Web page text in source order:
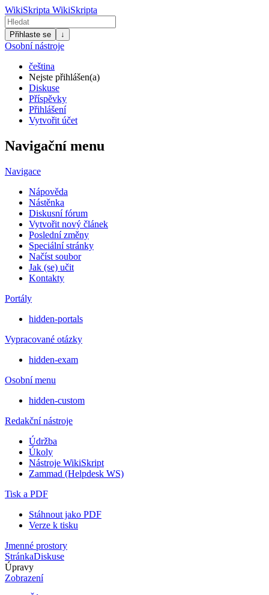
WikiSkripta WikiSkripta
Přihlaste se ↓
Osobní nástroje
čeština
Nejste přihlášen(a)
Diskuse
Příspěvky
Přihlášení
Vytvořit účet
Navigační menu
Navigace
Nápověda
Nástěnka
Diskusní fórum
Vytvořit nový článek
Poslední změny
Speciální stránky
Načíst soubor
Jak (se) učit
Kontakty
Portály
hidden-portals
Vypracované otázky
hidden-exam
Osobní menu
hidden-custom
Redakční nástroje
Údržba
Úkoly
Nástroje WikiSkript
Zammad (Helpdesk WS)
Tisk a PDF
Stáhnout jako PDF
Verze k tisku
Jmenné prostory
StránkaDiskuse
Úpravy
Zobrazení